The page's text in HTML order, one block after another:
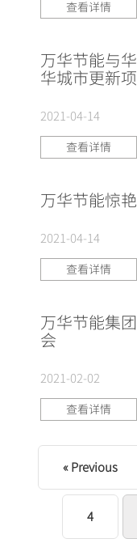
查看详情
万华节能与
华城市更新
2021-04-14
查看详情
万华节能惊
2021-04-14
查看详情
万华节能集
会
2021-02-02
查看详情
« Previous
4